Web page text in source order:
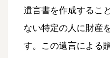
遺言書を作成するこ
ない特定の人に財産
す。この遺言による